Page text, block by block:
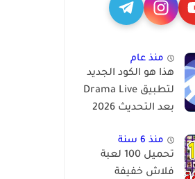
منذ عام
هذا هو الكود الجديد
لتطبيق Drama Live
بعد التحديث 2026
منذ 6 سنة
تحميل 100 لعبة
فلاش خفيفة